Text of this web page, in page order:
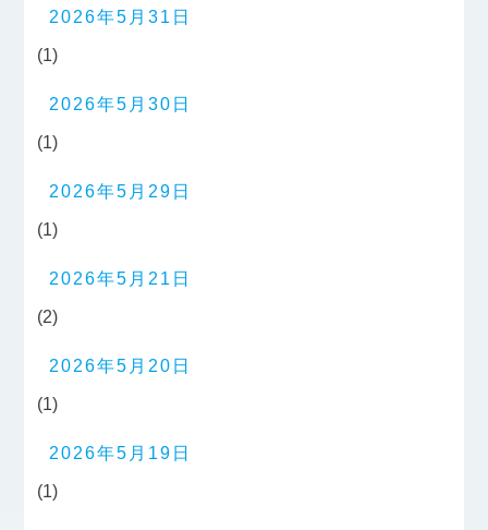
2026年5月31日
(1)
2026年5月30日
(1)
2026年5月29日
(1)
2026年5月21日
(2)
2026年5月20日
(1)
2026年5月19日
(1)